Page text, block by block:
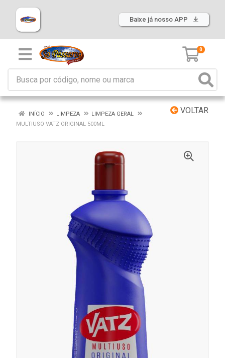
Baixe já nosso APP
0
VOLTAR
INÍCIO LIMPEZA
LIMPEZA GERAL
MULTIUSO VATZ ORIGINAL 500ML